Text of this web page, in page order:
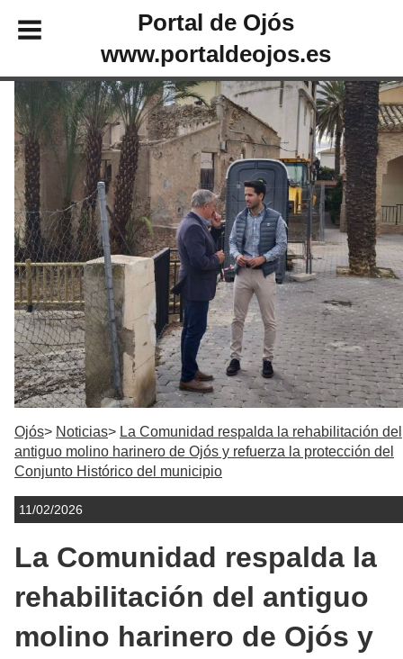
Portal de Ojós
www.portaldeojos.es
Ojós Noticias
La Comunidad respalda la rehabilitación del
antiguo molino harinero de Ojós y refuerza la protección del
Conjunto Histórico del municipio
11/02/2026
La Comunidad respalda la
rehabilitación del antiguo
molino harinero de Ojós y